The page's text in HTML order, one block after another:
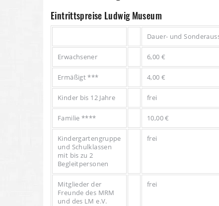
Eintrittspreise Ludwig Museum
Dauer- und
Erwachsener 6,00 €
Ermäßigt *** 4,00 €
Kinder bis 12 Jahre frei
Familie **** 10,00 €
Kindergartengruppe
und Schulklassen
mit bis zu 2
Begleitpersonen
frei
Mitglieder der
Freunde des MRM
und des LM e.V.
frei